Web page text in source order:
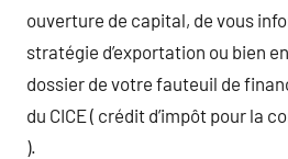
ouverture de capital, de vous
stratégie d’exportation ou bien
dossier de votre fauteuil de
du CICE ( crédit d’impôt pour la
).